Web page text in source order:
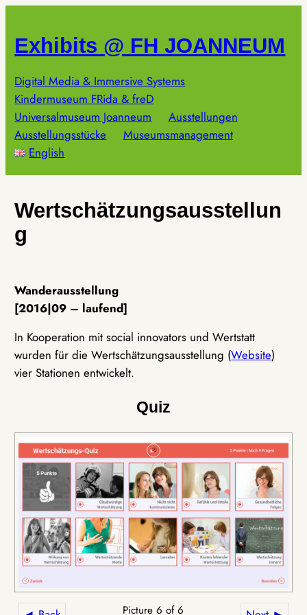
springen
Exhibits @ FH JOANNEUM
Digital Media & Immersive Systems
Kindermuseum FRida & freD
Universalmuseum Joanneum
Ausstellungen
Ausstellungsstücke
Museumsmanagement
English
Wertschätzungsausstellun
g
Wanderausstellung
[2016|09 – laufend]
In Kooperation mit social innovators und Wertstatt
wurden für die Wertschätzungsausstellung (Website)
vier Stationen entwickelt.
Quiz
Picture 6 of 6